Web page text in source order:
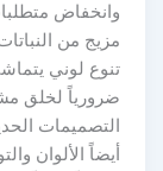
وانخفاض
مزيج من
تنوع لوني
ضرورياً لخلق
التصميمات
أيضاً الألوان